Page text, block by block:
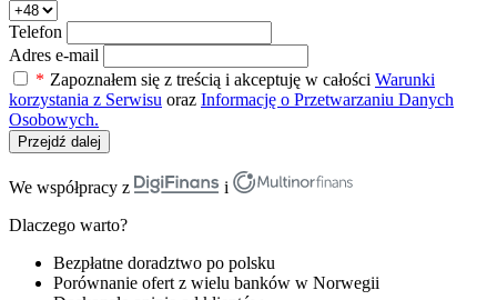
Telefon
Adres e-mail
* Zapoznałem się z treścią i akceptuję w całości Warunki
korzystania z Serwisu oraz Informację o Przetwarzaniu Danych
Osobowych.
Przejdź dalej
We współpracy z
i
Dlaczego warto?
Bezpłatne doradztwo po polsku
Porównanie ofert z wielu banków w Norwegii